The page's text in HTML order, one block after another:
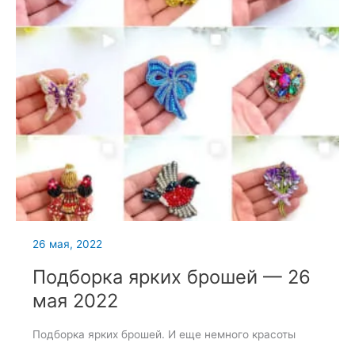
26 мая, 2022
Подборка ярких брошей — 26
мая 2022
Подборка ярких брошей. И еще немного красоты